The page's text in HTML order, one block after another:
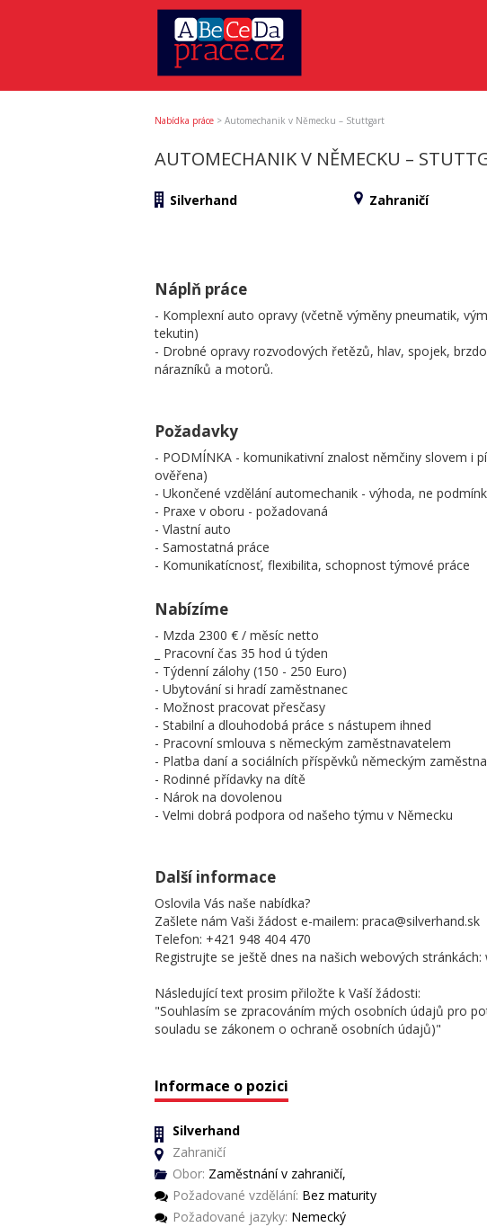
Nabídka práce > Automechanik v Německu – Stuttgart
AUTOMECHANIK V NĚMECKU –
Silverhand Zahraničí
Náplň práce
- Komplexní auto opravy (včetně výměny pneumatik,
tekutin)
- Drobné opravy rozvodových řetězů, hlav, spojek,
nárazníků a motorů.
Požadavky
- PODMÍNKA - komunikativní znalost němčiny slovem i
ověřena)
- Ukončené vzdělání automechanik - výhoda, ne
- Praxe v oboru - požadovaná
- Vlastní auto
- Samostatná práce
- Komunikatícnosť, flexibilita, schopnost týmové práce
Nabízíme
- Mzda 2300 € / měsíc netto
_ Pracovní čas 35 hod ú týden
- Týdenní zálohy (150 - 250 Euro)
- Ubytování si hradí zaměstnanec
- Možnost pracovat přesčasy
- Stabilní a dlouhodobá práce s nástupem ihned
- Pracovní smlouva s německým zaměstnavatelem
- Platba daní a sociálních příspěvků německým
- Rodinné přídavky na dítě
- Nárok na dovolenou
- Velmi dobrá podpora od našeho týmu v Německu
Další informace
Oslovila Vás naše nabídka?
Zašlete nám Vaši žádost e-mailem: praca@silverhand.sk
Telefon: +421 948 404 470
Registrujte se ještě dnes na našich webových stránkách:
Následující text prosim přiložte k Vaší žádosti:
"Souhlasím se zpracováním mých osobních údajů pro
souladu se zákonem o ochraně osobních údajů)"
Informace o pozici
Silverhand
Zahraničí
Obor: Zaměstnání v zahraničí,
Požadované vzdělání: Bez maturity
Požadované jazyky: Nemecký